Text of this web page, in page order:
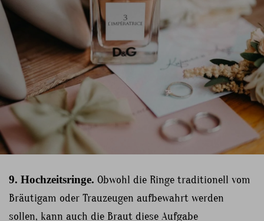
9. Hochzeitsringe. Obwohl die Ringe traditionell vom
Bräutigam oder Trauzeugen aufbewahrt werden
sollen, kann auch die Braut diese Aufgabe